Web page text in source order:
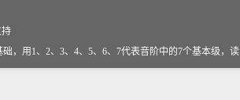
，用1、2、3、4、5、6、7代表音阶中的7个基本级，